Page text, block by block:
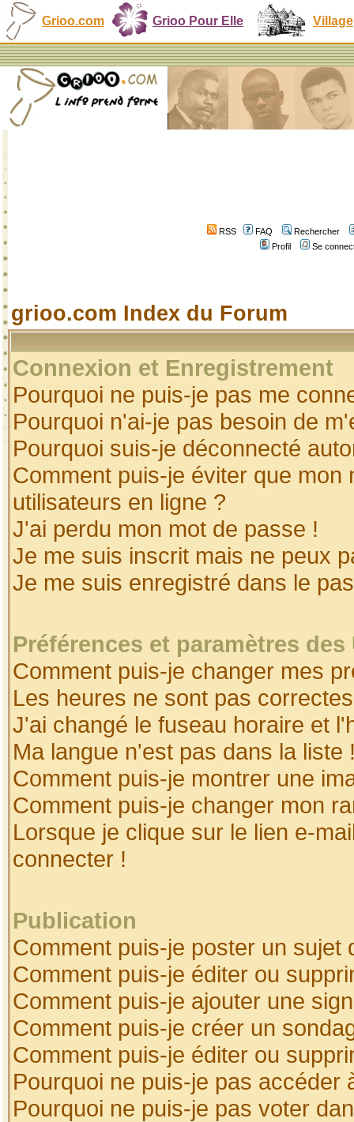
Grioo.com Grioo Pour Elle Village
RSS FAQ
Rechercher
Profil
Se
grioo.com Index du Forum
Connexion et Enregistrement
Pourquoi ne puis-je pas me
Pourquoi n'ai-je pas besoin de
Pourquoi suis-je déconnecté
Comment puis-je éviter que
utilisateurs en ligne ?
J'ai perdu mon mot de passe !
Je me suis inscrit mais ne peux
Je me suis enregistré dans le
Préférences et paramètres
Comment puis-je changer mes
Les heures ne sont pas
J'ai changé le fuseau horaire et
Ma langue n'est pas dans la liste
Comment puis-je montrer une
Comment puis-je changer mon
Lorsque je clique sur le lien e-
connecter !
Publication
Comment puis-je poster un sujet
Comment puis-je éditer ou
Comment puis-je ajouter une
Comment puis-je créer un
Comment puis-je éditer ou
Pourquoi ne puis-je pas accéder
Pourquoi ne puis-je pas voter